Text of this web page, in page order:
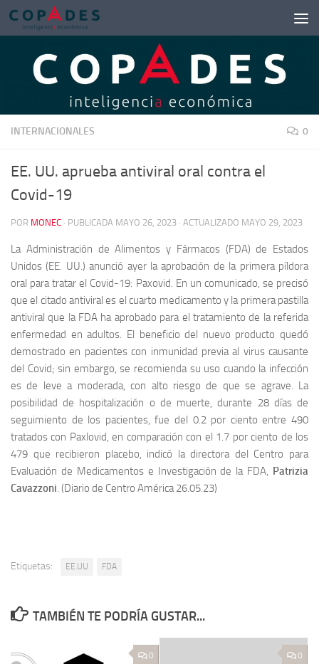
Saltar al contenido
INTERNACIONALES 0
EE. UU. aprueba antiviral oral contra el
Covid-19
POR MONEC · PUBLICADA MAYO 26, 2023 · ACTUALIZADO MAYO 29, 2023
La Administración de Alimentos y Fármacos (FDA) de Estados
Unidos (EE. UU.) anunció ayer la aprobación de la primera píldora
oral para tratar el Covid-19: Paxovid. En un comunicado, se precisó
que el citado antiviral es el cuarto medicamento y la primera pastilla
antiviral que la FDA ha aprobado para el tratamiento de la referida
enfermedad en adultos. El beneficio del nuevo producto quedó
demostrado en pacientes con inmunidad previa al virus causante
del Covid; sin embargo, se recomienda su uso cuando la infección
es de leve a moderada, con alto riesgo de que se agrave. La
posibilidad de hospitalización o de muerte, durante 28 días de
seguimiento de los pacientes, fue del 0.2 por ciento entre 490
tratados con Paxlovid, en comparación con el 1.7 por ciento de los
479 que recibieron placebo, indicó la directora del Centro para
Evaluación de Medicamentos e Investigación de la FDA, Patrizia
Cavazzoni. (Diario de Centro América 26.05.23)
Etiquetas: EE.UU FDA
TAMBIÉN TE PODRÍA GUSTAR...
0 0